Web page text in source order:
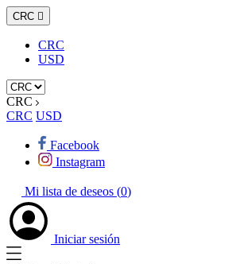
CRC 
CRC
USD
CRC
CRC USD
Facebook
Instagram
Mi lista de deseos (0)
Iniciar sesión